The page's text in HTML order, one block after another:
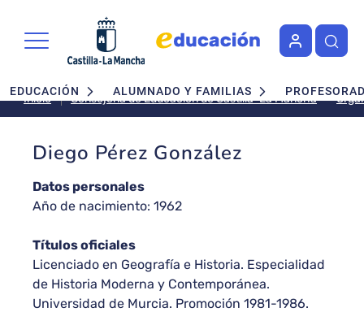
Navegación principal
EDUCACIÓN ALUMNADO Y FAMILIAS
Inicio Consejería de Educación de Castilla-La Mancha
Diego Pérez González
Datos personales
Año de nacimiento: 1962
Títulos oficiales
Licenciado en Geografía e Historia. Especialidad
de Historia Moderna y Contemporánea.
Universidad de Murcia. Promoción 1981-1986.